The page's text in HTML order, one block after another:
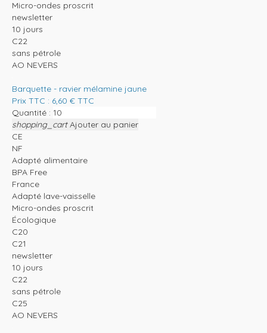
Micro-ondes proscrit
newsletter
10 jours
C22
sans pétrole
AO NEVERS
Barquette - ravier mélamine jaune
Prix TTC : 6,60 € TTC
Quantité :
shopping_cart Ajouter au panier
CE
NF
Adapté alimentaire
BPA Free
France
Adapté lave-vaisselle
Micro-ondes proscrit
Écologique
C20
C21
newsletter
10 jours
C22
sans pétrole
C25
AO NEVERS